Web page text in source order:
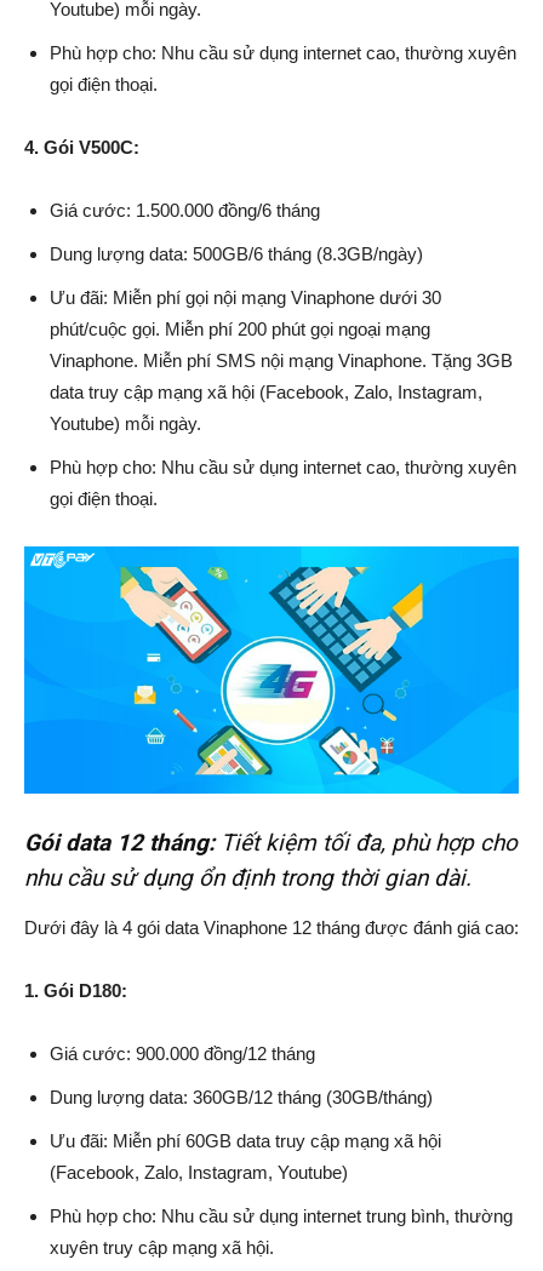
Youtube) mỗi ngày.
Phù hợp cho: Nhu cầu sử dụng internet cao, thường xuyên
gọi điện thoại.
4. Gói V500C:
Giá cước: 1.500.000 đồng/6 tháng
Dung lượng data: 500GB/6 tháng (8.3GB/ngày)
Ưu đãi: Miễn phí gọi nội mạng Vinaphone dưới 30
phút/cuộc gọi. Miễn phí 200 phút gọi ngoại mạng
Vinaphone. Miễn phí SMS nội mạng Vinaphone. Tặng 3GB
data truy cập mạng xã hội (Facebook, Zalo, Instagram,
Youtube) mỗi ngày.
Phù hợp cho: Nhu cầu sử dụng internet cao, thường xuyên
gọi điện thoại.
Gói data 12 tháng:Tiết kiệm tối đa, phù hợp cho
nhu cầu sử dụng ổn định trong thời gian dài.
Dưới đây là 4 gói data Vinaphone 12 tháng được đánh giá cao:
1. Gói D180:
Giá cước: 900.000 đồng/12 tháng
Dung lượng data: 360GB/12 tháng (30GB/tháng)
Ưu đãi: Miễn phí 60GB data truy cập mạng xã hội
(Facebook, Zalo, Instagram, Youtube)
Phù hợp cho: Nhu cầu sử dụng internet trung bình, thường
xuyên truy cập mạng xã hội.